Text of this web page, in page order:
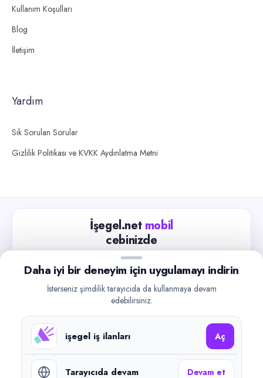
Kullanım Koşulları
Blog
İletişim
Yardım
Sık Sorulan Sorular
Gizlilik Politikası ve KVKK Aydınlatma Metni
İşegel.net mobil
cebinizde
Güncel iş ilanlarını takip edin, işverenlerle hızlıca
iletişime geçin.
Google Play
©2026işegel.net. Tüm hakları saklıdır.
Daha iyi bir deneyim için uygulamayı indirin
İsterseniz şimdilik tarayıcıda da kullanmaya devam
edebilirsiniz.
işegel iş ilanları Aç
Tarayıcıda devam Devam et